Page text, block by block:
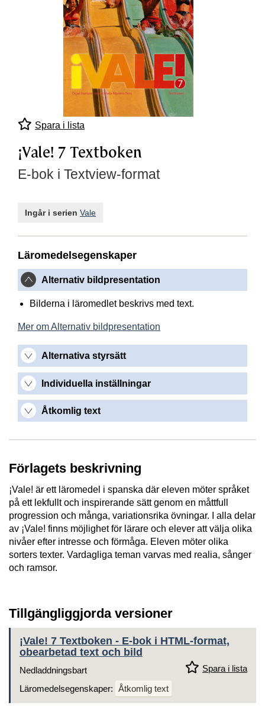
Spara i lista
¡Vale! 7 Textboken
E-bok i Textview-format
Ingår i serien Vale
Läromedelsegenskaper
Alternativ bildpresentation
Bilderna i läromedlet beskrivs med text.
Mer om Alternativ bildpresentation
Alternativa styrsätt
Individuella inställningar
Åtkomlig text
Förlagets beskrivning
¡Vale! är ett läromedel i spanska där eleven möter språket
på ett lekfullt och inspirerande sätt genom en måttfull
progression och många, variationsrika övningar. I alla delar
av ¡Vale! finns möjlighet för lärare och elever att välja olika
nivåer efter intresse och förmåga. Eleven möter olika
sorters texter. Vardagliga teman varvas med realia, sånger
och ramsor.
Tillgängliggjorda versioner
¡Vale! 7 Textboken - E-bok i HTML-format,
obearbetad text och bild
Spara i lista
Nedladdningsbart
Läromedelsegenskaper: Åtkomlig text